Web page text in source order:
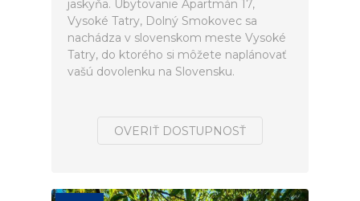
jaskyňa. Ubytovanie Apartmán 17,
Vysoké Tatry, Dolný Smokovec sa
nachádza v slovenskom meste Vysoké
Tatry, do ktorého si môžete naplánovať
vašú dovolenku na Slovensku.
OVERIŤ DOSTUPNOSŤ